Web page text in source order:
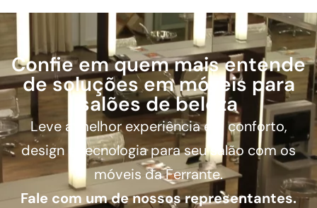
Confie em quem mais entende
de soluções em móveis para
salões de beleza
Leve a melhor experiência em conforto,
design e tecnologia para seu salão com os
móveis da Ferrante.
Fale com um de nossos representantes.